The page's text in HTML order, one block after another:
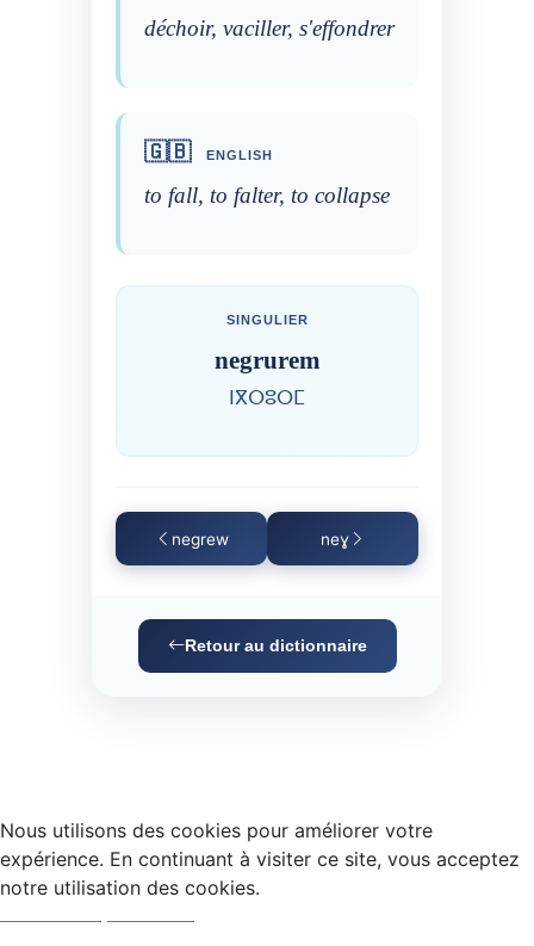
déchoir, vaciller, s'effondrer
🇬🇧 ENGLISH
to fall, to falter, to collapse
SINGULIER
negrurem
ⵏⴳⵔⵓⵔⵎ
negrew neɣ
Retour au dictionnaire
Nous utilisons des cookies pour améliorer votre
expérience. En continuant à visiter ce site, vous acceptez
notre utilisation des cookies.